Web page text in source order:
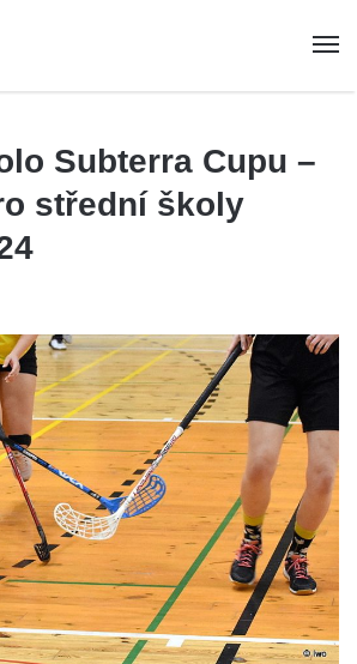
Subterra Cupu –
střední školy